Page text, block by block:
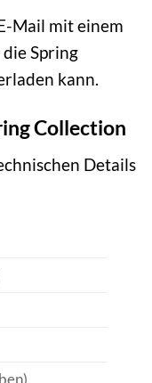
Mail mit einem
Spring
kann.
Collection
Details